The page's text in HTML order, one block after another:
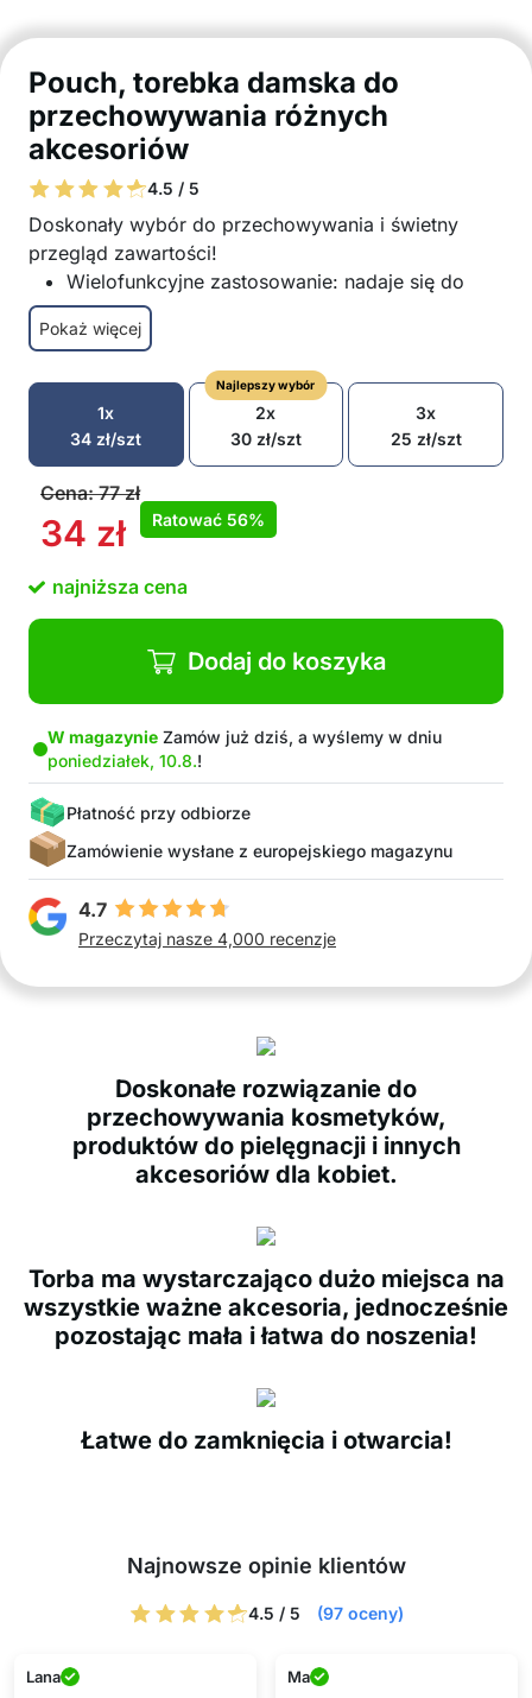
Pouch, torebka damska do
przechowywania różnych
akcesoriów
4.5 / 5
Doskonały wybór do przechowywania i świetny
przegląd zawartości!
Wielofunkcyjne zastosowanie: nadaje się do
przechowywania kosmetyków, produktów do
pielęgnacji i innych akcesoriów dla kobiet
Łatwo można używać do przechowywania
innych przedmiotów
Elegancki design
Mały i wygodny do łatwego przechowywania w
większej torebce lub plecaku
Trwały i łatwy w utrzymaniu
Doskonała widoczność
sznurków
W opakowaniu: 1x torba do przechowywania
Pokaż więcej
1x
34 zł/szt
Najlepszy wybór
2x
30 zł/szt
3x
25 zł/szt
Cena:77zł
34 zł Ratować 56%
najniższa cena
Dodaj do koszyka
W magazynie Zamów już dziś, a wyślemy w dniu
poniedziałek, 10.8.!
Płatność przy odbiorze
Zamówienie wysłane z europejskiego magazynu
4.7
Przeczytaj nasze 4,000 recenzje
Doskonałe rozwiązanie do
przechowywania kosmetyków,
produktów do pielęgnacji i innych
akcesoriów dla kobiet.
Torba ma wystarczająco dużo miejsca na
wszystkie ważne akcesoria, jednocześnie
pozostając mała i łatwa do noszenia!
Łatwe do zamknięcia i otwarcia!
Najnowsze opinie klientów
4.5 / 5 (97 oceny)
Lana Ma